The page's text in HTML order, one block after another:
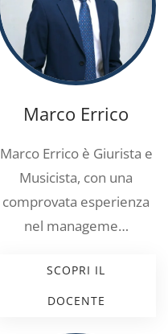
Marco Errico
Marco Errico è Giurista e
Musicista, con una
comprovata esperienza
nel manageme…
SCOPRI IL
DOCENTE